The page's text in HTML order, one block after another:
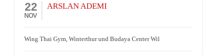
22
NOV
ARSLAN ADEMI
Wing Thai Gym, Winterthur und Budaya Center Wil